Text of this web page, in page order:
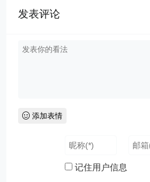
发表评论
添加表情
记住用户信息